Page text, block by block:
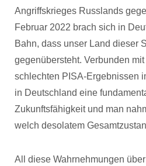
Angriffskrieges Russlands
Februar 2022 brach sich in
Bahn, dass unser Land dieser
gegenübersteht. Verbunden
schlechten PISA-Ergebnissen
in Deutschland eine
Zukunftsfähigkeit und man
welch desolatem
All diese Wahrnehmungen